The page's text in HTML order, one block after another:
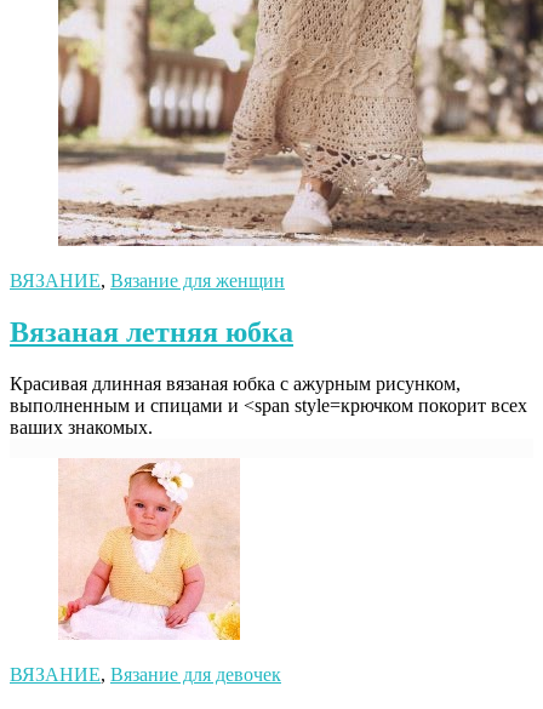
ВЯЗАНИЕ, Вязание для женщин
Вязаная летняя юбка
Красивая длинная вязаная юбка с ажурным рисунком,
выполненным и спицами и <span style=крючком покорит всех
ваших знакомых.
ВЯЗАНИЕ, Вязание для девочек